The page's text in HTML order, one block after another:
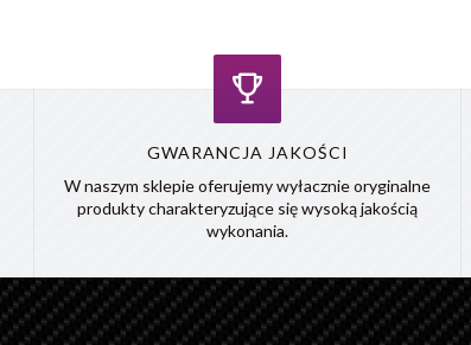
GWARANCJA JAKOŚCI
W naszym sklepie oferujemy wyłacznie oryginalne
produkty charakteryzujące się wysoką jakością
wykonania.